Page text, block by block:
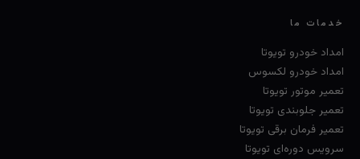
خدمات ما
امداد خودرو تویوتا
امداد خودرو لکسوس
تعمیر موتور تویوتا
تعمیر جلوبندی تویوتا
تعمیر فرمان برقی تویوتا
سرویس دوره‌ای تویوتا